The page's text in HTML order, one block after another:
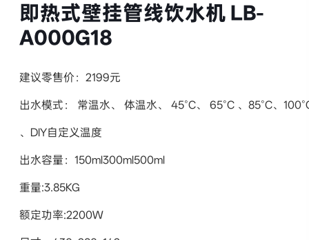
即热式壁挂管线饮水机 LB-
A000G18
建议零售价：2199元
出水模式： 常温水、 体温水、 45°C、 65°C 、85°C、
、DIY自定义温度
出水容量：150ml300ml500ml
重量:3.85KG
额定功率:2200W